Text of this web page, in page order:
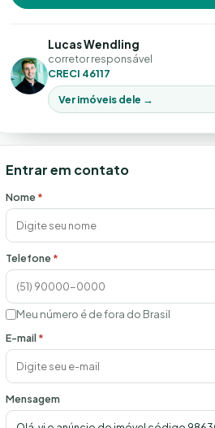
Lucas Wendling
corretor responsável
CRECI 46117
Ver imóveis dele →
Entrar em contato
Nome *
Telefone *
Meu número é de fora do Brasil
E-mail *
Mensagem